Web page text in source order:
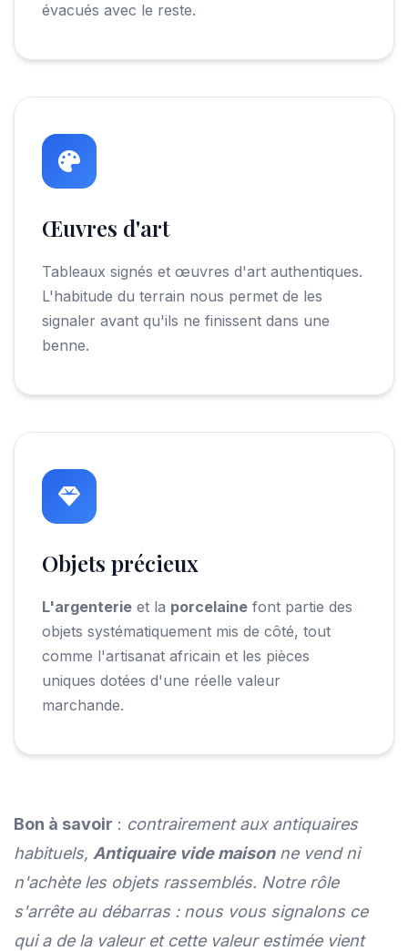
évacués avec le reste.
Œuvres d'art
Tableaux signés et œuvres d'art authentiques.
L'habitude du terrain nous permet de les
signaler avant qu'ils ne finissent dans une
benne.
Objets précieux
L'argenterie et la porcelaine font partie des
objets systématiquement mis de côté, tout
comme l'artisanat africain et les pièces
uniques dotées d'une réelle valeur
marchande.
Bon à savoir : contrairement aux antiquaires
habituels, Antiquaire vide maison ne vend ni
n'achète les objets rassemblés. Notre rôle
s'arrête au débarras : nous vous signalons ce
qui a de la valeur et cette valeur estimée vient